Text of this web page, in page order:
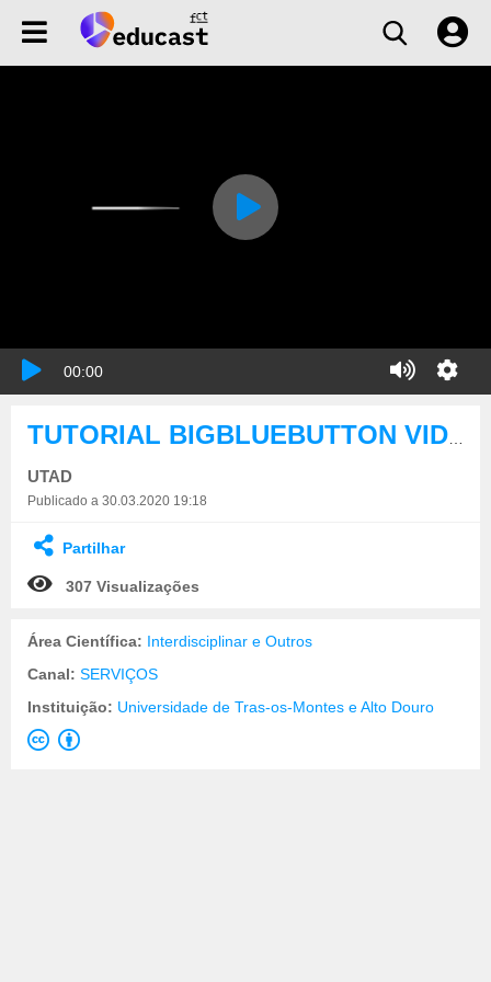
00:00
UTAD
Publicado a 30.03.2020 19:18
Partilhar
307 Visualizações
Área Científica: Interdisciplinar e Outros
Canal: SERVIÇOS
Instituição: Universidade de Tras-os-Montes e Alto Douro